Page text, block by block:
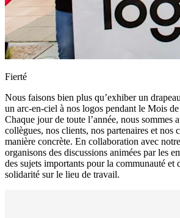
Fierté
Nous faisons bien plus qu’exhiber un
un arc-en-ciel à nos logos pendant le Mois
Chaque jour de toute l’année, nous sommes
collègues, nos clients, nos partenaires et nos
manière concrète. En collaboration avec
organisons des discussions animées par les
des sujets importants pour la communauté et
solidarité sur le lieu de travail.